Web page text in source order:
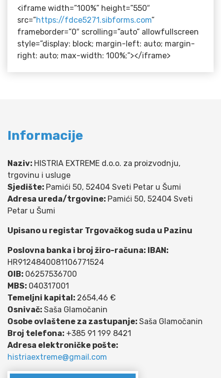
<iframe width=”100%” height=”550″
src=”https://fdce5271.sibforms.com”
frameborder=”0″ scrolling=”auto” allowfullscreen
style=”display: block; margin-left: auto; margin-
right: auto; max-width: 100%;”></iframe>
Informacije
Naziv: HISTRIA EXTREME d.o.o. za proizvodnju,
trgovinu i usluge
Sjedište: Pamići 50, 52404 Sveti Petar u Šumi
Adresa ureda/trgovine: Pamići 50, 52404 Sveti
Petar u Šumi
Upisano u registar Trgovačkog suda u Pazinu
Poslovna banka i broj žiro-računa: IBAN:
HR9124840081106771524
OIB: 06257536700
MBS: 040317001
Temeljni kapital: 2654,46 €
Osnivač: Saša Glamočanin
Osobe ovlaštene za zastupanje: Saša Glamočanin
Broj telefona: +385 91 199 8421
Adresa elektroničke pošte:
histriaextreme@gmail.com